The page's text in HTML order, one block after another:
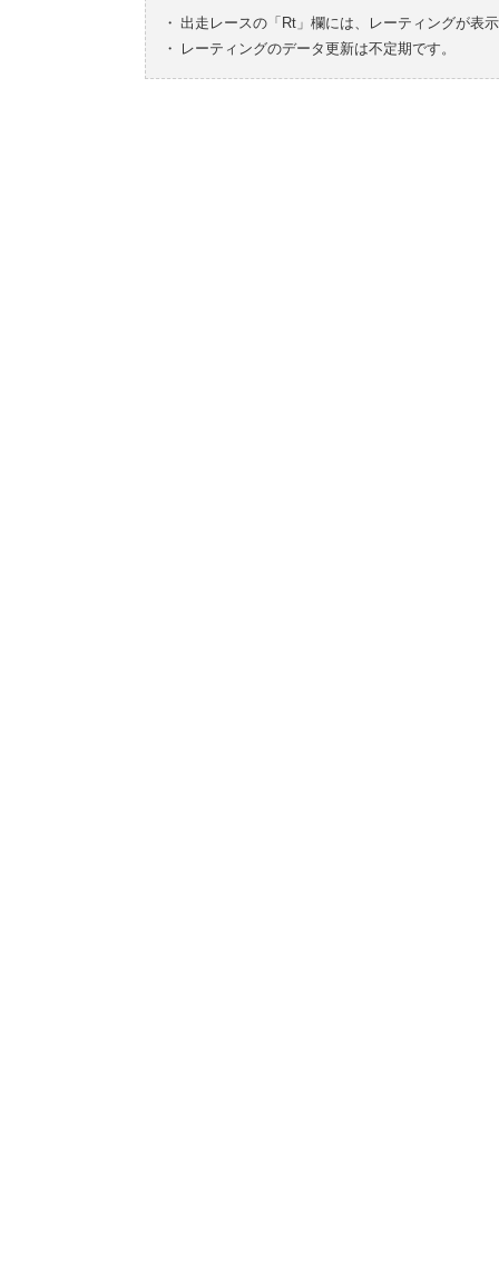
・ 出走レースの「Rt」欄には、レーティングが表
・
レーティングのデータ更新は不定期です。